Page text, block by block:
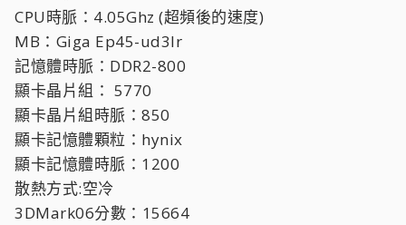
CPU時脈：4.05Ghz (超頻後的速度)
MB：Giga Ep45-ud3lr
記憶體時脈：DDR2-800
顯卡晶片組： 5770
顯卡晶片組時脈：850
顯卡記憶體顆粒：hynix
顯卡記憶體時脈：1200
散熱方式:空冷
3DMark06分數：15664